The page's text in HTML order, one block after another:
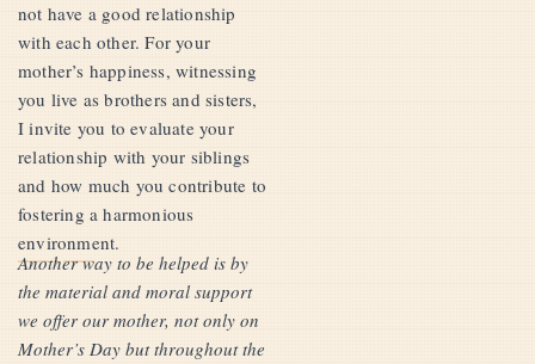
not have a good relationship
with each other. For your
mother’s happiness, witnessing
you live as brothers and sisters,
I invite you to evaluate your
relationship with your siblings
and how much you contribute to
fostering a harmonious
environment.
Another way to be helped is by
the material and moral support
we offer our mother, not only on
Mother’s Day but throughout the